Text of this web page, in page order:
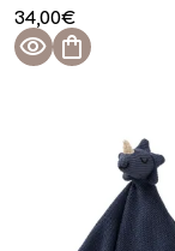
34,00€